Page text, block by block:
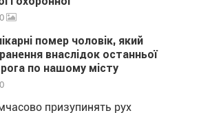
0
помер чоловік, який
внаслідок останньої
по нашому місту
0
призупинять рух